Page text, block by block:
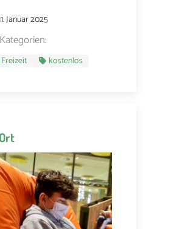
Januar 2025
Freizeit kostenlos